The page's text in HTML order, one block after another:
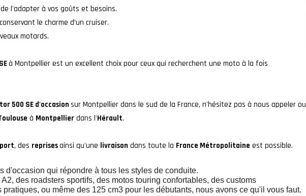
l'adapter à vos goûts et besoins.
le charme d’un cruiser.
motards.
à Montpellier est un excellent choix pour ceux qui recherchent une moto à la fois
500 SE d'occasion sur Montpellier dans le sud de la France, n'hésitez pas à nous appeler ou
à Montpellier dans l'Hérault.
, des reprisesainsi qu'une livraison dans toute la France Métropolitaine est possible.
d'occasion qui répondre à tous les styles de conduite.
des roadsters sportifs, des motos touring confortables, des customs
ou même des 125 cm3 pour les débutants, nous avons ce qu'il vous faut.